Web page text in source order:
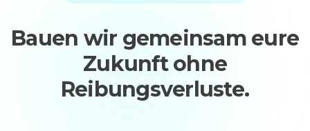
Bauen wir gemeinsam eure
Zukunft ohne
Reibungsverluste.